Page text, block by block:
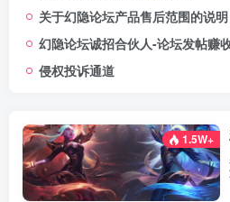
关于幻隐论坛产品售后范围的说明
幻隐论坛诚招合伙人-论坛发帖赚
侵权投诉通道
1.5W+